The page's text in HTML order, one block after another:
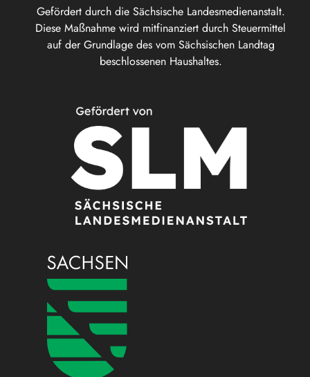
Gefördert durch die Sächsische Landesmedienanstalt.
Diese Maßnahme wird mitfinanziert durch Steuermittel
auf der Grundlage des vom Sächsischen Landtag
beschlossenen Haushaltes.